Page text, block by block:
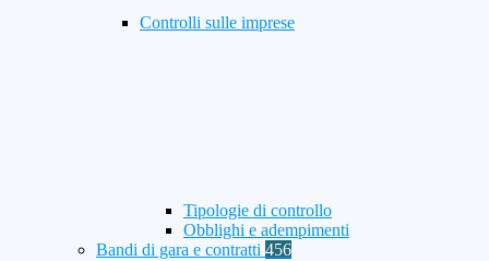
Controlli sulle imprese
Tipologie di controllo
Obblighi e adempimenti
Bandi di gara e contratti 456